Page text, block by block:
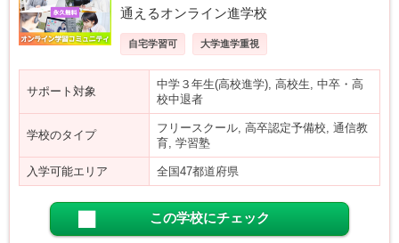
通えるオンライン進学校
自宅学習可 大学進学重視
サポート対象
中学３年生(高校進学), 高校生, 中卒・高
校中退者
学校のタイプ
フリースクール, 高卒認定予備校, 通信教
育, 学習塾
入学可能エリア 全国47都道府県
この学校にチェック